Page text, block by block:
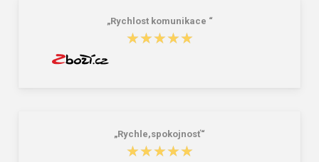
„Rychlost komunikace “
★★★★★
★★★★★
„Rychle,spokojnosť“
★★★★★
★★★★★